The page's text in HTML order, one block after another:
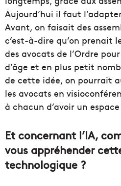
Aujourd’hui il faut
Avant, on faisait des
c’est-à-dire qu’on prenait
des avocats de l’Ordre
d’âge et en plus petit
de cette idée, on pourrait
les avocats en
à chacun d’avoir un
Et concernant l’IA,
vous appréhender
technologique ?